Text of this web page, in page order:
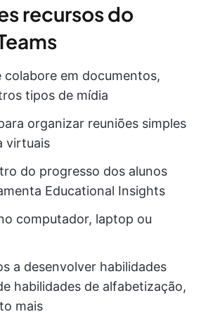
recursos do
colabore em documentos,
tipos de mídia
organizar reuniões simples
virtuais
do progresso dos alunos
Educational Insights
computador, laptop ou
a desenvolver habilidades
habilidades de alfabetização,
mais